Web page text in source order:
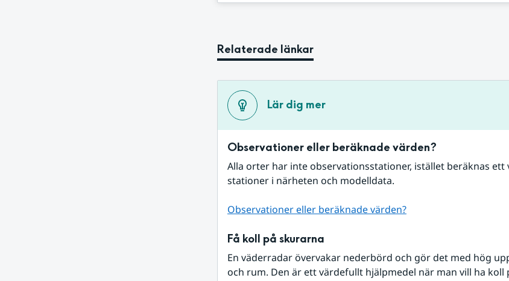
Relaterade länkar
Lär dig mer
Observationer eller beräknade värden?
Alla orter har inte observationsstationer, istället beräknas ett
stationer i närheten och modelldata.
Observationer eller beräknade värden?
Få koll på skurarna
En väderradar övervakar nederbörd och gör det med hög
och rum. Den är ett värdefullt hjälpmedel när man vill ha koll